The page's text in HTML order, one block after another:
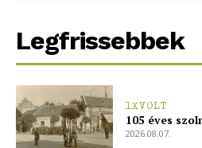
Legfrissebbek
1XVOLT
105 éves
2026.08.07.